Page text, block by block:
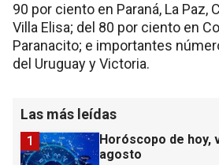
90 por ciento en Paraná, La Paz,
Villa Elisa; del 80 por ciento en
Paranacito; e importantes
del Uruguay y Victoria.
Las más leídas
Horóscopo de hoy,
agosto
1